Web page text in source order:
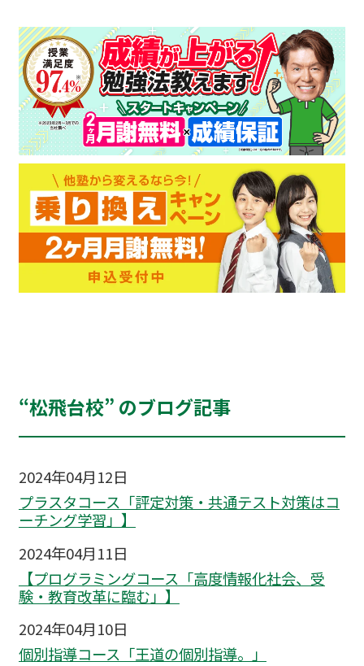
“松飛台校” のブログ記事
2024年04月12日
プラスタコース「評定対策・共通テスト対策はコ
ーチング学習」】
2024年04月11日
【プログラミングコース「高度情報化社会、受
験・教育改革に臨む」】
2024年04月10日
個別指導コース「王道の個別指導。」